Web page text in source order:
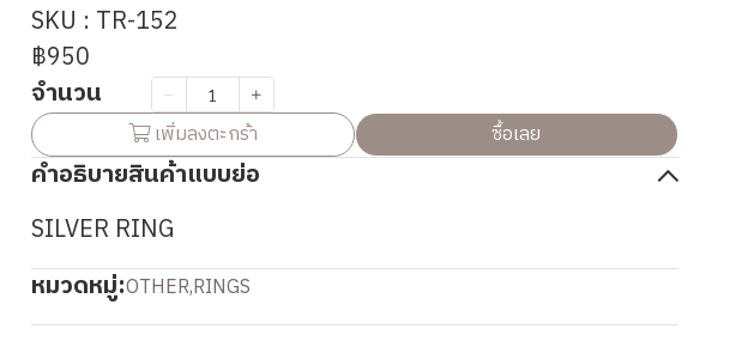
SKU : TR-152
฿950
จำนวน
เพิ่มลงตะกร้า ซื้อเลย
คำอธิบายสินค้าแบบย่อ
SILVER RING
หมวดหมู่:OTHER,RINGS